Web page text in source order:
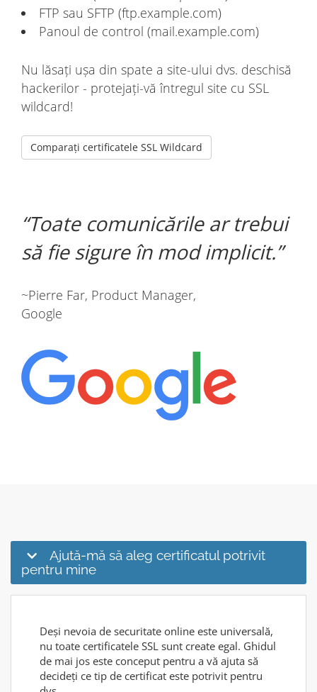
FTP sau SFTP (ftp.example.com)
Panoul de control (mail.example.com)
Nu lăsați ușa din spate a site-ului dvs. deschisă
hackerilor - protejați-vă întregul site cu SSL
wildcard!
Comparați certificatele SSL Wildcard
Toate comunicările ar trebui
să fie sigure în mod implicit.
~Pierre Far, Product Manager,
Google
Ajută-mă să aleg certificatul potrivit
pentru mine
Deși nevoia de securitate online este universală,
nu toate certificatele SSL sunt create egal. Ghidul
de mai jos este conceput pentru a vă ajuta să
decideți ce tip de certificat este potrivit pentru